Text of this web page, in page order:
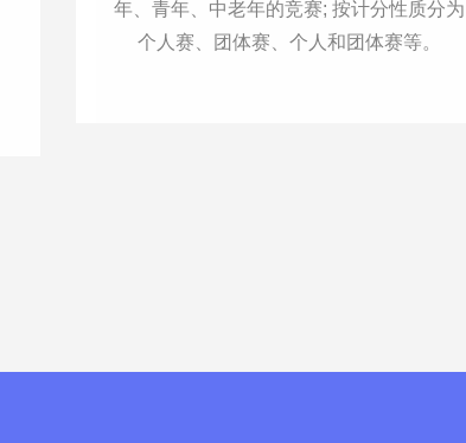
年、青年、中老年的竞赛; 按计分性质分为
个人赛、团体赛、个人和团体赛等。